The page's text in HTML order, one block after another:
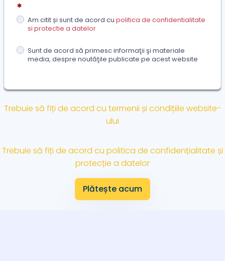
*
Am citit și sunt de acord cu politica de confidentialitate
si protectie a datelor
Sunt de acord să primesc informaţii şi materiale
media, despre noutăţile publicate pe acest website
Trebuie să fiți de acord cu termenii și condițiile website-
ului
Trebuie să fiți de acord cu politica de confidențialitate și
protecție a datelor